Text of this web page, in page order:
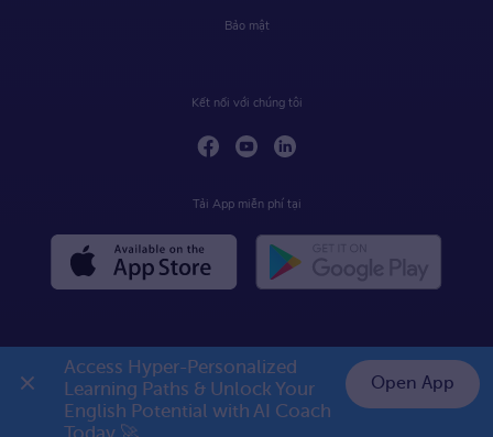
Bảo mật
Kết nối với chúng tôi
Tải App miễn phí tại
Access Hyper-Personalized
Learning Paths & Unlock Your
English Potential with AI Coach
Open App